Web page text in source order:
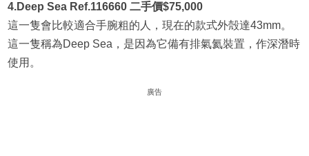
4.Deep Sea Ref.116660 二手價$75,000
這一隻會比較適合手腕粗的人，現在的款式外殻達43mm。
這一隻稱為Deep Sea，是因為它備有排氣氦裝置，作深潛時
使用。
廣告